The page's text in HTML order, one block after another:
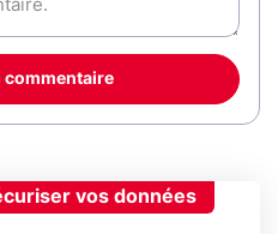
commentaire
vos données